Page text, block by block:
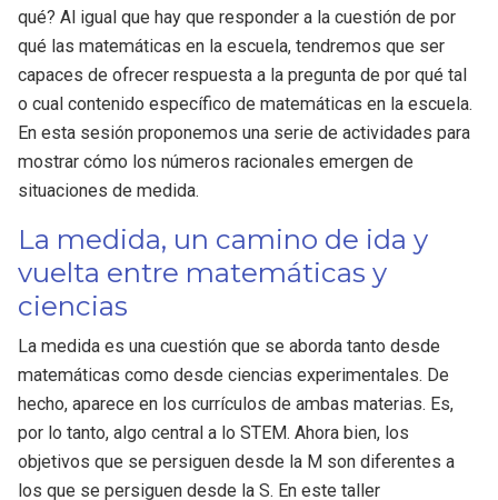
qué? Al igual que hay que responder a la cuestión de por
qué las matemáticas en la escuela, tendremos que ser
capaces de ofrecer respuesta a la pregunta de por qué tal
o cual contenido específico de matemáticas en la escuela.
En esta sesión proponemos una serie de actividades para
mostrar cómo los números racionales emergen de
situaciones de medida.
La medida, un camino de ida y
vuelta entre matemáticas y
ciencias
La medida es una cuestión que se aborda tanto desde
matemáticas como desde ciencias experimentales. De
hecho, aparece en los currículos de ambas materias. Es,
por lo tanto, algo central a lo STEM. Ahora bien, los
objetivos que se persiguen desde la M son diferentes a
los que se persiguen desde la S. En este taller